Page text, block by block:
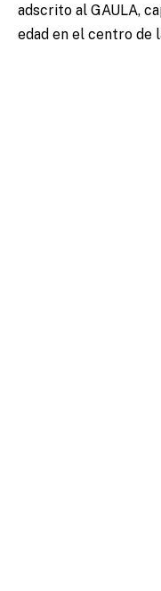
adscrito al GAULA,
edad en el centro de